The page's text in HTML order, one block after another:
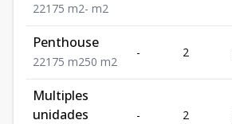
221 75 m2- m2
Penthouse
221 75 m250 m2
- 2
Multiples
unidades
- 2